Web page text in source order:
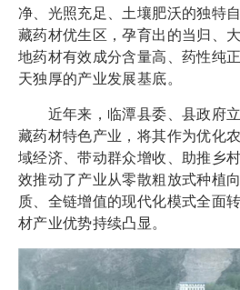
净、光照充足、土壤肥沃的独特
藏药材优生区，孕育出的当归、
地药材有效成分含量高、药性纯
天独厚的产业发展基底。
近年来，临潭县委、县政府立
藏药材特色产业，将其作为优化
域经济、带动群众增收、助推乡
效推动了产业从零散粗放式种植
质、全链增值的现代化模式全面
材产业优势持续凸显。